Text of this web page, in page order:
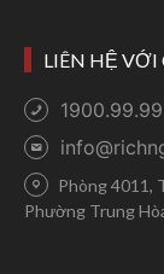
LIÊN HỆ
Phòng 4011,
Phường Trung